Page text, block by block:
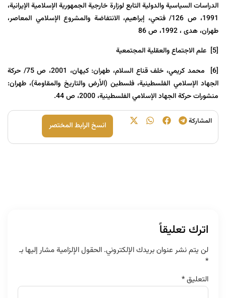
الدراسات السياسية والدولية التابع لوزارة خارجية الجمهورية الإسلامية الإيرانية،
1991، ص 126/ فتحي، إبراهيم، الانتفاضة والمشروع الإسلامي المعاصر،
طهران، هدى ، 1992، ص 86
[5]
علم الاجتماع والعقلية المجتمعية
[6]
محمد كريمي، خلف قناع السلام، طهران: كيهان، 2001، ص 75/ حركة
الجهاد الإسلامي الفلسطينية، فلسطين (الأرض والتاريخ والمقاومة)، طهران:
منشورات حركة الجهاد الإسلامي الفلسطينية، 2000، ص 44.
المشارکة انسخ الرابط المختصر
اترك تعليقاً
لن يتم نشر عنوان بريدك الإلكتروني. الحقول الإلزامية مشار إليها بـ
*
التعليق*